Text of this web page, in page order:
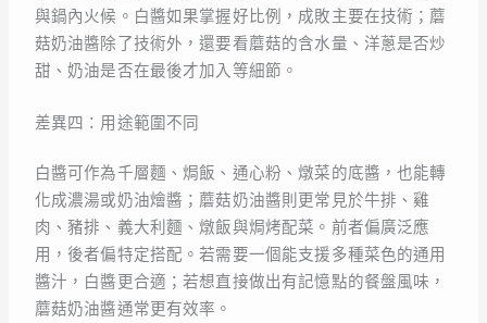
與鍋內火候。白醬如果掌握好比例，成敗主要在技術；蘑
菇奶油醬除了技術外，還要看蘑菇的含水量、洋蔥是否炒
甜、奶油是否在最後才加入等細節。
差異四：用途範圍不同
白醬可作為千層麵、焗飯、通心粉、燉菜的底醬，也能轉
化成濃湯或奶油燴醬；蘑菇奶油醬則更常見於牛排、雞
肉、豬排、義大利麵、燉飯與焗烤配菜。前者偏廣泛應
用，後者偏特定搭配。若需要一個能支援多種菜色的通用
醬汁，白醬更合適；若想直接做出有記憶點的餐盤風味，
蘑菇奶油醬通常更有效率。